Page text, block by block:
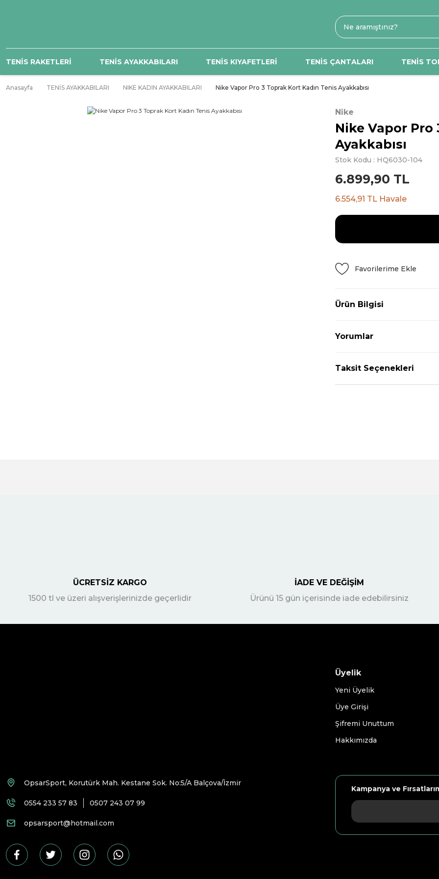
TENİS RAKETLERİ TENİS AYAKKABILARI TENİS KIYAFETLERİ TENİS ÇANTALARI TENİS
Anasayfa TENİS AYAKKABILARI NIKE KADIN AYAKKABILARI Nike Vapor Pro 3 Toprak Kort Kadın Tenis Ayakkabısı
Nike
Nike Vapor Pro
Ayakkabısı
Stok Kodu : HQ6030-104
6.899,90 TL
6.554,91 TL Havale
Ürün Bilgisi
Yorumlar
Taksit Seçenekleri
ÜCRETSİZ KARGO
1500 tl ve üzeri alışverişlerinizde geçerlidir
İADE VE DEĞİŞİM
Ürünü 15 gün içerisinde iade edebilirsiniz
OpsarSport, Korutürk Mah. Kestane Sok. No:5/A Balçova/İzmir
0554 233 57 83 0507 243 07 99
opsarsport@hotmail.com
Üyelik
Yeni Üyelik
Üye Girişi
Şifremi Unuttum
Hakkımızda
Kampanya ve